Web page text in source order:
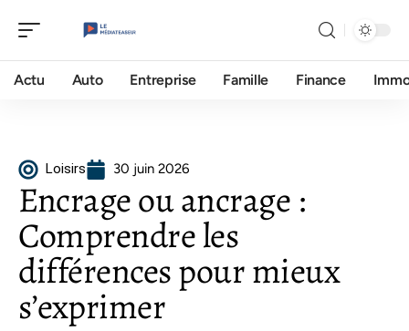
Actu Auto Entreprise Famille Finance
Loisirs 30 juin 2026
Encrage ou ancrage :
Comprendre les
différences pour mieux
s’exprimer